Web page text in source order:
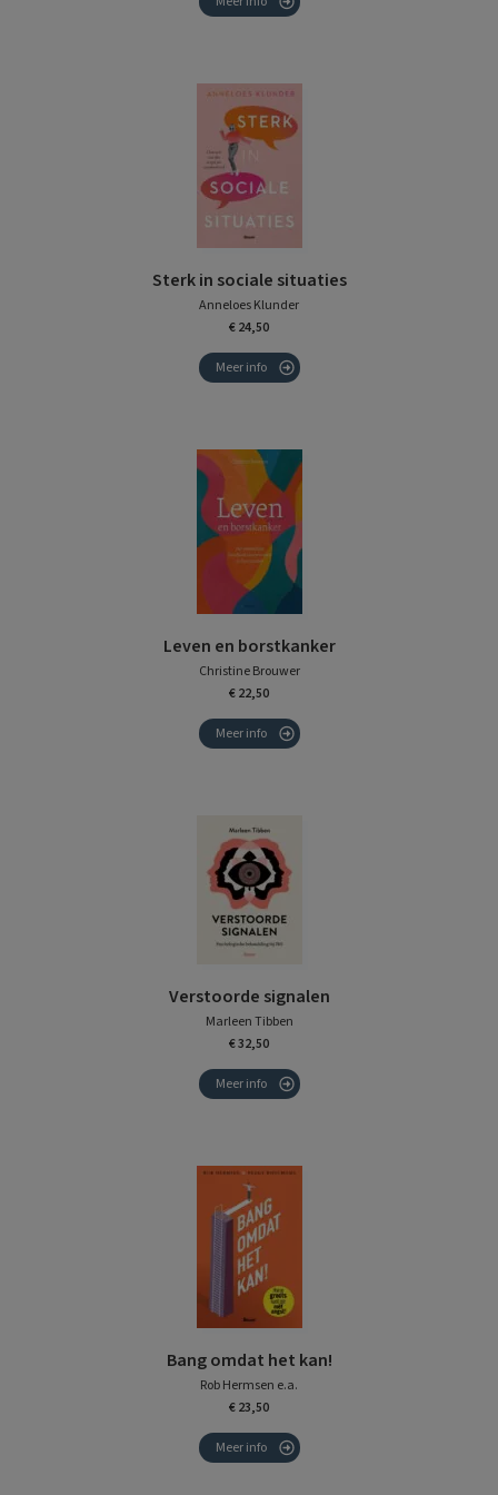
Sterk in sociale situaties
Anneloes Klunder
€ 24,50
Meer info
Leven en borstkanker
Christine Brouwer
€ 22,50
Meer info
Verstoorde signalen
Marleen Tibben
€ 32,50
Meer info
Bang omdat het kan!
Rob Hermsen e.a.
€ 23,50
Meer info